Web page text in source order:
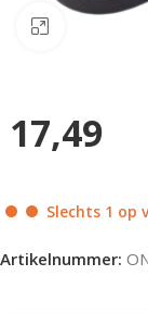
17,49
Slechts 1 op
Artikelnummer: